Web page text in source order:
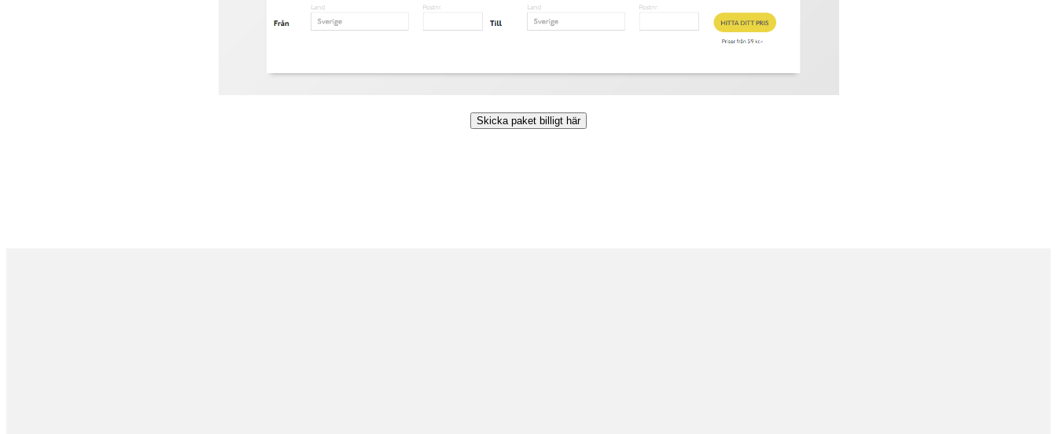
Skicka paket billigt här